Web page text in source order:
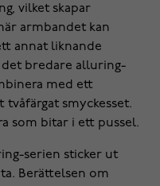
vilket skapar
armbandet kan
annat liknande
bredare alluring-
med ett
smyckesset.
som bitar i ett pussel.
serien sticker ut
Berättelsen om